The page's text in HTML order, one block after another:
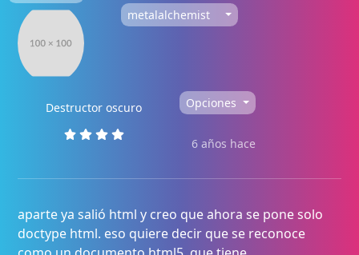
metalalchemist
Destructor oscuro Opciones
6 años hace
aparte ya salió html y creo que ahora se pone solo
doctype html. eso quiere decir que se reconoce